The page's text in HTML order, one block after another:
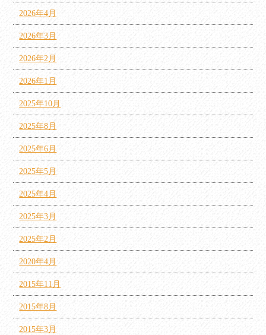
2026年4月
2026年3月
2026年2月
2026年1月
2025年10月
2025年8月
2025年6月
2025年5月
2025年4月
2025年3月
2025年2月
2020年4月
2015年11月
2015年8月
2015年3月